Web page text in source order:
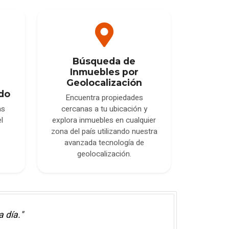
Búsqueda de
Inmuebles por
Geolocalización
Encuentra propiedades
cercanas a tu ubicación y
explora inmuebles en cualquier
zona del país utilizando nuestra
avanzada tecnología de
geolocalización.
día."